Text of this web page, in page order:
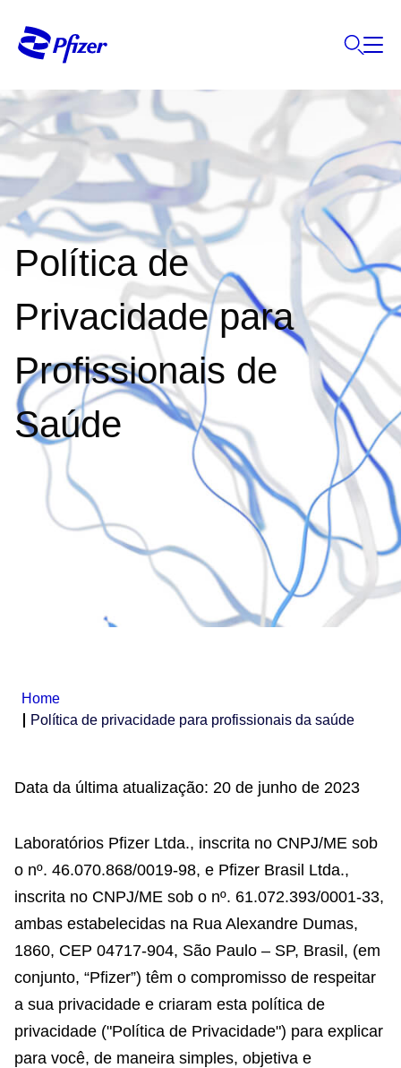
Política de
Privacidade para
Profissionais de
Saúde
Home
Política de privacidade para profissionais da saúde
Data da última atualização: 20 de junho de 2023
Laboratórios Pfizer Ltda., inscrita no CNPJ/ME sob
o nº. 46.070.868/0019-98, e Pfizer Brasil Ltda.,
inscrita no CNPJ/ME sob o nº. 61.072.393/0001-33,
ambas estabelecidas na Rua Alexandre Dumas,
1860, CEP 04717-904, São Paulo – SP, Brasil, (em
conjunto, “Pfizer”) têm o compromisso de respeitar
a sua privacidade e criaram esta política de
privacidade ("Política de Privacidade") para explicar
para você, de maneira simples, objetiva e